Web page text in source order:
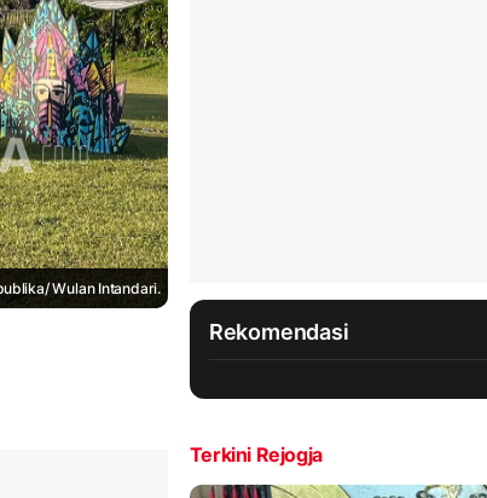
Wulan Intandari.
Rekomendasi
Terkini Rejogja